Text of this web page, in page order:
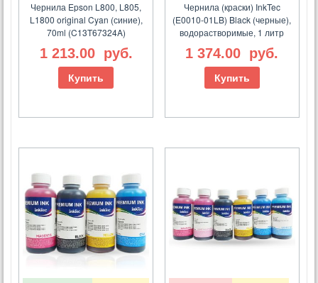
Чернила Epson L800, L805,
L1800 original Cyan (синие),
70ml (C13T67324A)
1 213.00 руб.
Купить
Чернила (краски) InkTec
(E0010-01LB) Black (черные),
водорастворимые, 1 литр
1 374.00 руб.
Купить